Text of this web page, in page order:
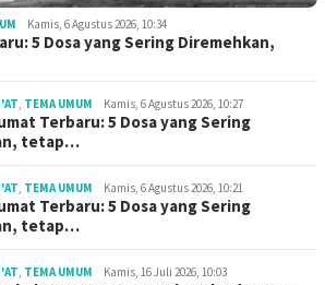
Kamis, 6 Agustus 2026, 10:34
5 Dosa yang Sering Diremehkan,
TEMA UMUM Kamis, 6 Agustus 2026, 10:27
Terbaru: 5 Dosa yang Sering
tetap…
TEMA UMUM Kamis, 6 Agustus 2026, 10:21
Terbaru: 5 Dosa yang Sering
tetap…
TEMA UMUM Kamis, 16 Juli 2026, 10:03